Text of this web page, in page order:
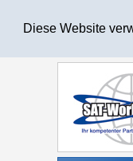
Diese Website